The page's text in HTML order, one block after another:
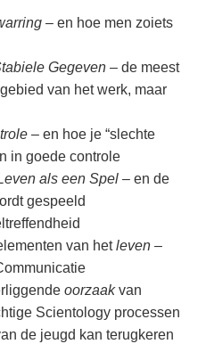
– en hoe men zoiets
Gegeven – de meest
van het werk, maar
– en hoe je “slechte
in goede controle
als een Spel – en de
gespeeld
van hetleven –
oorzaakvan
Scientology processen
de jeugd kan terugkeren